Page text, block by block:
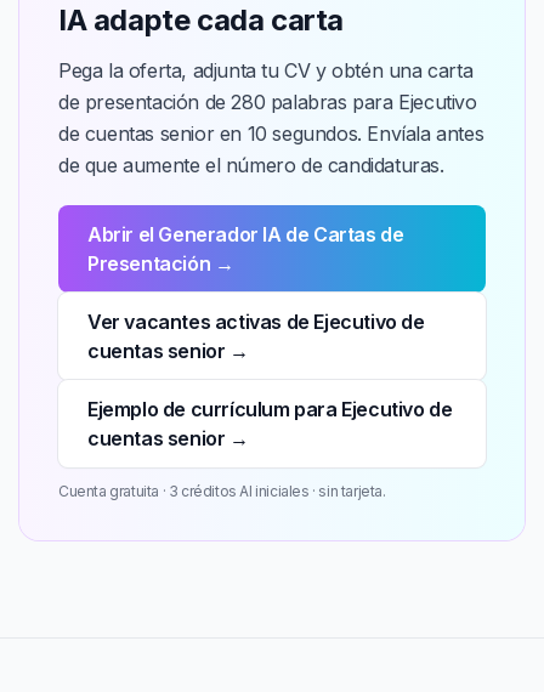
IA adapte cada carta
Pega la oferta, adjunta tu CV y obtén una carta
de presentación de 280 palabras para Ejecutivo
de cuentas senior en 10 segundos. Envíala antes
de que aumente el número de candidaturas.
Abrir el Generador IA de Cartas de
Presentación →
Ver vacantes activas de Ejecutivo de
cuentas senior →
Ejemplo de currículum para Ejecutivo de
cuentas senior →
Cuenta gratuita · 3 créditos AI iniciales · sin tarjeta.